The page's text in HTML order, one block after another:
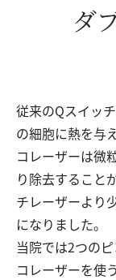
ダ
従来のQスイッ
の細胞に熱を与
コレーザーは微
り除去すること
チレーザーより
になりました。
当院では2つの
コレーザーを使